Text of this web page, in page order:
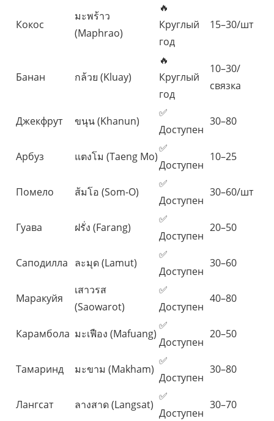
Кокос
มะพร้าว
(Maphrao)
🔥
Круглый
год
15–30/шт
Банан กล้วย (Kluay)
🔥
Круглый
год
10–30/
связка
Джекфрут ขนุน (Khanun)
✅
Доступен
30–80
Арбуз แตงโม (Taeng Mo)
✅
Доступен
10–25
Помело ส้มโอ (Som-O)
✅
Доступен
30–60/шт
Гуава ฝรั่ง (Farang)
✅
Доступен
20–50
Саподилла ละมุด (Lamut)
✅
Доступен
30–60
Маракуйя
เสาวรส
(Saowarot)
✅
Доступен
40–80
Карамбола มะเฟือง (Mafuang)
✅
Доступен
20–50
Тамаринд มะขาม (Makham)
✅
Доступен
30–80
Лангсат ลางสาด (Langsat)
✅
Доступен
30–70